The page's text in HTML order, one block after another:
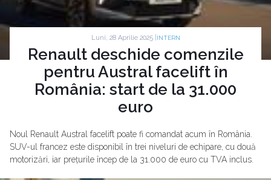
Luni, 28 Aprilie 2025 | INTERN
Renault deschide comenzile
pentru Austral facelift în
România: start de la 31.000
euro
Noul Renault Austral facelift poate fi comandat acum în România.
SUV-ul francez este disponibil în trei niveluri de echipare, cu două
motorizări, iar prețurile încep de la 31.000 de euro cu TVA inclus.